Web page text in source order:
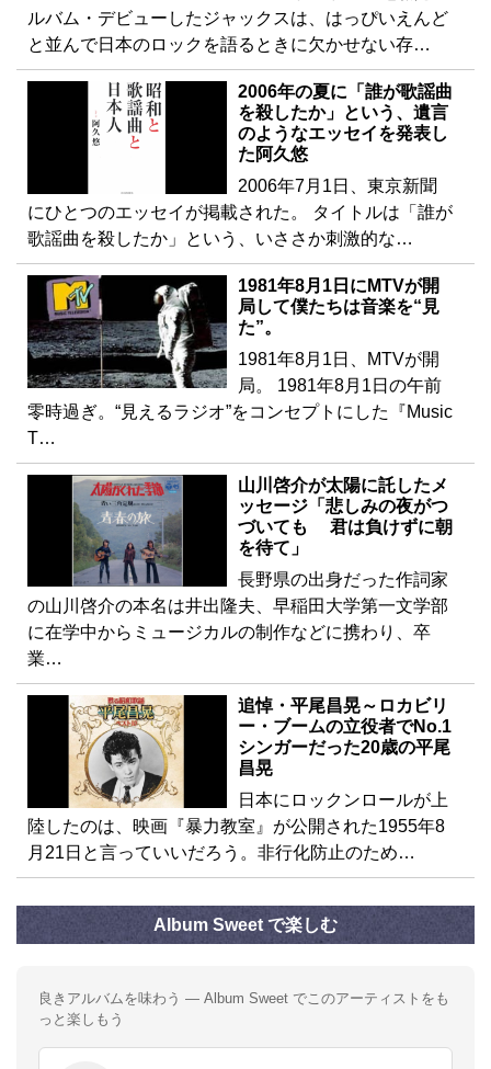
ルバム・デビューしたジャックスは、はっぴいえんど
と並んで日本のロックを語るときに欠かせない存…
2006年の夏に「誰が歌謡曲
を殺したか」という、遺言
のようなエッセイを発表し
た阿久悠
2006年7月1日、東京新聞
にひとつのエッセイが掲載された。 タイトルは「誰が
歌謡曲を殺したか」という、いささか刺激的な…
1981年8月1日にMTVが開
局して僕たちは音楽を“見
た”。
1981年8月1日、MTVが開
局。 1981年8月1日の午前
零時過ぎ。“見えるラジオ”をコンセプトにした『Music
T…
山川啓介が太陽に託したメ
ッセージ「悲しみの夜がつ
づいても 君は負けずに朝
を待て」
長野県の出身だった作詞家
の山川啓介の本名は井出隆夫、早稲田大学第一文学部
に在学中からミュージカルの制作などに携わり、卒
業…
追悼・平尾昌晃～ロカビリ
ー・ブームの立役者でNo.1
シンガーだった20歳の平尾
昌晃
日本にロックンロールが上
陸したのは、映画『暴力教室』が公開された1955年8
月21日と言っていいだろう。非行化防止のため…
Album Sweet で楽しむ
良きアルバムを味わう — Album Sweet でこのアーティストをも
っと楽しもう